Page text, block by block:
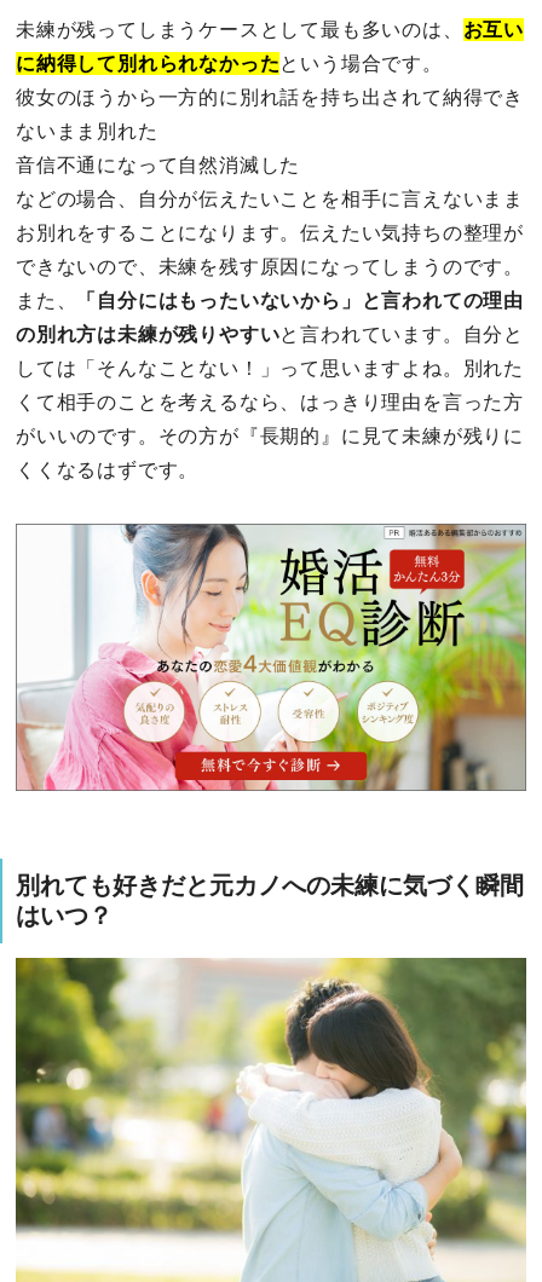
未練が残ってしまうケースとして最も多いのは、 お互い
に納得して別れられなかったという場合です。
彼女のほうから一方的に別れ話を持ち出されて納得でき
ないまま別れた
音信不通になって自然消滅した
などの場合、自分が伝えたいことを相手に言えないまま
お別れをすることになります。伝えたい気持ちの整理が
できないので、未練を残す原因になってしまうのです。
また、
「自分にはもったいないから」と言われての理由
の別れ方は未練が残りやすいと言われています。自分と
しては「そんなことない！」って思いますよね。別れた
くて相手のことを考えるなら、はっきり理由を言った方
がいいのです。その方が『長期的』に見て未練が残りに
くくなるはずです。
別れても好きだと元カノへの未練に気づく瞬間
はいつ？